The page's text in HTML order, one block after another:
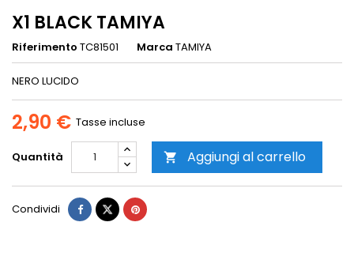
X1 BLACK TAMIYA
Riferimento TC81501 Marca TAMIYA
NERO LUCIDO
2,90 € Tasse incluse
Quantità  Aggiungi al carrello
Condividi